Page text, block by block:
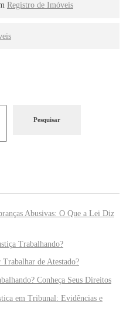
Registro de Imóveis
Pesquisar
Abusivas: O Que a Lei Diz
Trabalhando?
Trabalhar de Atestado?
Conheça Seus Direitos
em Tribunal: Evidências e